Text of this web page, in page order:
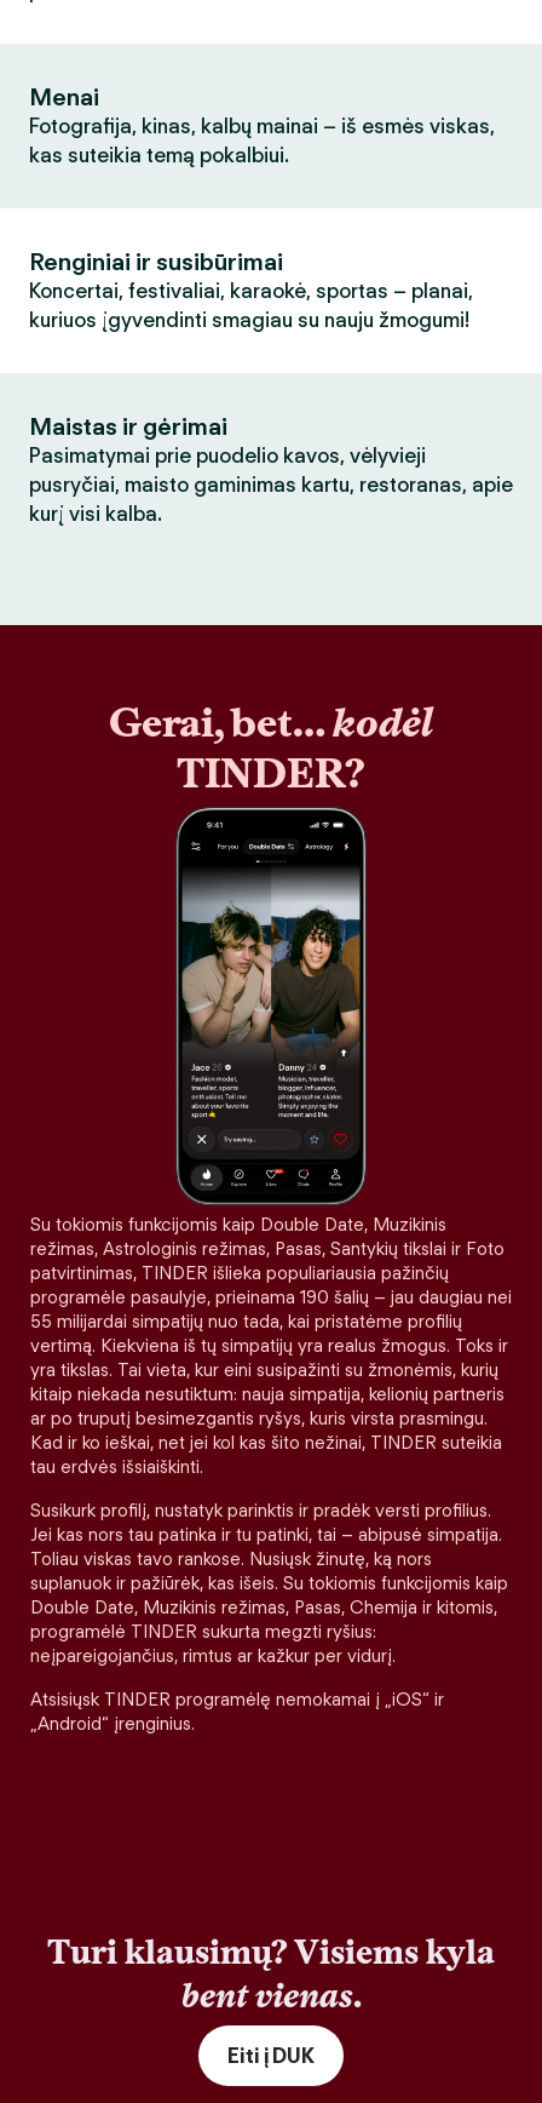
Menai
Fotografija, kinas, kalbų mainai – iš esmės viskas,
kas suteikia temą pokalbiui.
Renginiai ir susibūrimai
Koncertai, festivaliai, karaokė, sportas – planai,
kuriuos įgyvendinti smagiau su nauju žmogumi!
Maistas ir gėrimai
Pasimatymai prie puodelio kavos, vėlyvieji
pusryčiai, maisto gaminimas kartu, restoranas, apie
kurį visi kalba.
Gerai, bet…kodėl
TINDER?
Su tokiomis funkcijomis kaip Double Date, Muzikinis
režimas, Astrologinis režimas, Pasas, Santykių tikslai ir Foto
patvirtinimas, TINDER išlieka populiariausia pažinčių
programėle pasaulyje, prieinama 190 šalių – jau daugiau nei
55 milijardai simpatijų nuo tada, kai pristatėme profilių
vertimą. Kiekviena iš tų simpatijų yra realus žmogus. Toks ir
yra tikslas. Tai vieta, kur eini susipažinti su žmonėmis, kurių
kitaip niekada nesutiktum: nauja simpatija, kelionių partneris
ar po truputį besimezgantis ryšys, kuris virsta prasmingu.
Kad ir ko ieškai, net jei kol kas šito nežinai, TINDER suteikia
tau erdvės išsiaiškinti.
Susikurk profilį, nustatyk parinktis ir pradėk versti profilius.
Jei kas nors tau patinka ir tu patinki, tai – abipusė simpatija.
Toliau viskas tavo rankose. Nusiųsk žinutę, ką nors
suplanuok ir pažiūrėk, kas išeis. Su tokiomis funkcijomis kaip
Double Date, Muzikinis režimas, Pasas, Chemija ir kitomis,
programėlė TINDER sukurta megzti ryšius:
neįpareigojančius, rimtus ar kažkur per vidurį.
Atsisiųsk TINDER programėlę nemokamai į „iOS“ ir
„Android“ įrenginius.
Turi klausimų? Visiems kyla
bent vienas.
Eiti į DUK